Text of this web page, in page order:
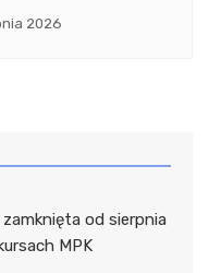
2026
zamknięta od sierpnia
MPK